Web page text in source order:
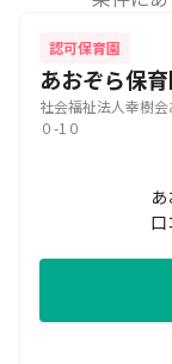
認可保育園
あおぞら保
社会福祉法人幸樹
０-1０